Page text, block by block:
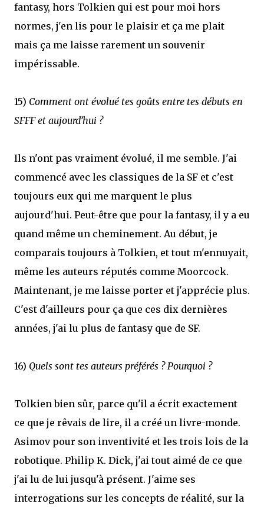
fantasy, hors Tolkien qui est pour moi hors
normes, j'en lis pour le plaisir et ça me plait
mais ça me laisse rarement un souvenir
impérissable.
15) Comment ont évolué tes goûts entre tes débuts en
SFFF et aujourd’hui ?
Ils n'ont pas vraiment évolué, il me semble. J'ai
commencé avec les classiques de la SF et c'est
toujours eux qui me marquent le plus
aujourd'hui. Peut-être que pour la fantasy, il y a eu
quand même un cheminement. Au début, je
comparais toujours à Tolkien, et tout m'ennuyait,
même les auteurs réputés comme Moorcock.
Maintenant, je me laisse porter et j'apprécie plus.
C'est d'ailleurs pour ça que ces dix dernières
années, j'ai lu plus de fantasy que de SF.
16) Quels sont tes auteurs préférés ? Pourquoi ?
Tolkien bien sûr, parce qu'il a écrit exactement
ce que je rêvais de lire, il a créé un livre-monde.
Asimov pour son inventivité et les trois lois de la
robotique. Philip K. Dick, j'ai tout aimé de ce que
j'ai lu de lui jusqu'à présent. J'aime ses
interrogations sur les concepts de réalité, sur la